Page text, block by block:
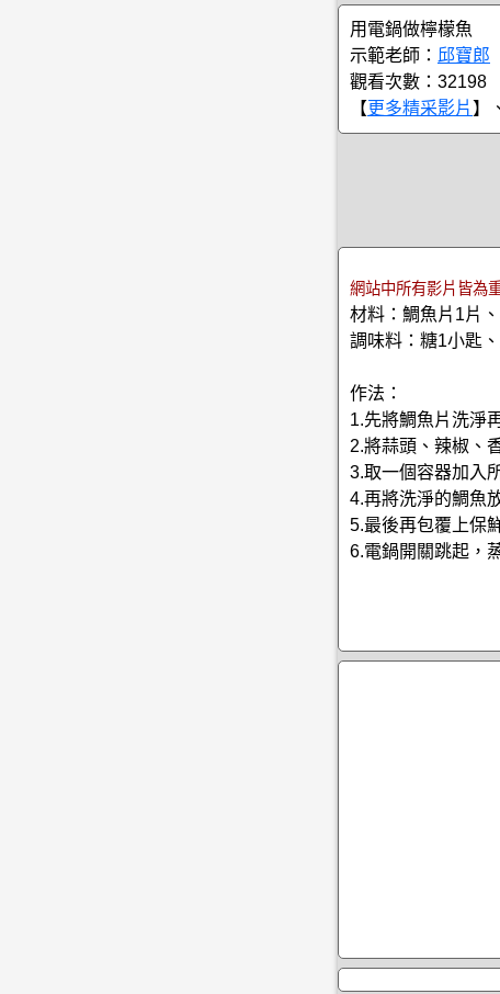
用電鍋做檸檬魚
示範老師： 邱寶郎
觀看次數：32198
【更多精采影片 】
網站中所有影片皆為
材料：鯛魚片1片
調味料：糖1小匙
作法：
1.先將鯛魚片洗淨
2.將蒜頭、辣椒、
3.取一個容器加入
4.再將洗淨的鯛魚
5.最後再包覆上保
6.電鍋開關跳起，